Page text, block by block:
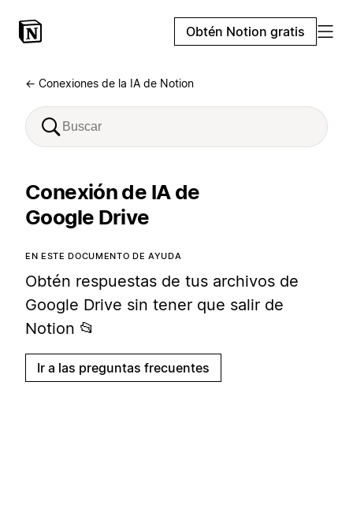
Obtén Notion gratis
← Conexiones de la IA de Notion
Conexión de IA de
Google Drive
EN ESTE DOCUMENTO DE AYUDA
Obtén respuestas de tus archivos de
Google Drive sin tener que salir de
Notion 📂
Ir a las preguntas frecuentes